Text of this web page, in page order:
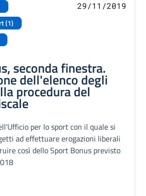
(1)
29/11/2019
seconda finestra.
dell'elenco degli
procedura del
per lo sport con il quale si
ad effettuare erogazioni liberali
così dello Sport Bonus previsto